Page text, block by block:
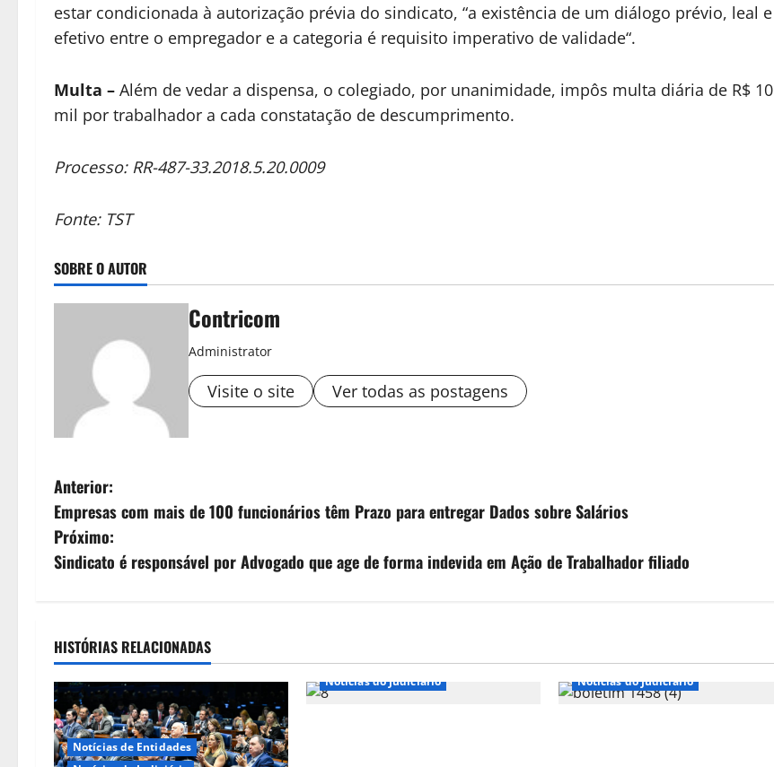
estar condicionada à autorização prévia do sindicato, “a existência de um diálogo prévio, leal e
efetivo entre o empregador e a categoria é requisito imperativo de validade“.
Multa – Além de vedar a dispensa, o colegiado, por unanimidade, impôs multa diária de R$ 10
mil por trabalhador a cada constatação de descumprimento.
Processo: RR-487-33.2018.5.20.0009
Fonte: TST
SOBRE O AUTOR
Contricom
Administrator
Visite o site Ver todas as postagens
N
a
v
g
a
ç
ã
Anterior:
Empresas com mais de 100 funcionários têm Prazo para entregar Dados sobre Salários
Próximo:
Sindicato é responsável por Advogado que age de forma indevida em Ação de Trabalhador filiado
HISTÓRIAS RELACIONADAS
Notícias de Entidades
Notícias do Judiciário Notícias do Judiciário